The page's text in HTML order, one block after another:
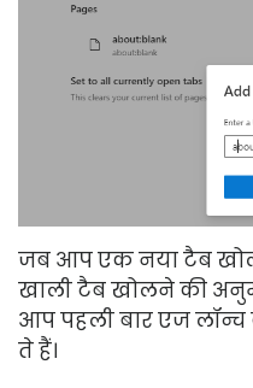
जब आप एक नया टैब
खाली टैब खोलने की
आप पहली बार एज
ते हैं।